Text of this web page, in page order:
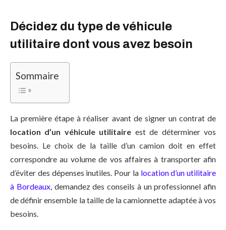
Décidez du type de véhicule
utilitaire dont vous avez besoin
Sommaire
La première étape à réaliser avant de signer un contrat de
location d’un véhicule utilitaire est de déterminer vos
besoins. Le choix de la taille d’un camion doit en effet
correspondre au volume de vos affaires à transporter afin
d’éviter des dépenses inutiles. Pour la location d’un utilitaire
à Bordeaux, demandez des conseils à un professionnel afin
de définir ensemble la taille de la camionnette adaptée à vos
besoins.